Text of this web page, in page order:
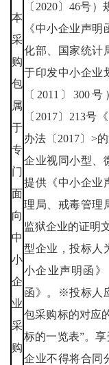
本
采
购
包
属
于
专
门
面
向
中
小
企
业
采
购
〔2020〕46号
《中小企业声
化部、国家统计
于印发中小企业
〔2011〕300
〔2017〕213号
办法〔2017〕>
企业视同小型、
提供《中小企业
理局、戒毒管理
监狱企业的证明
型企业，投标人
小企业声明函
函》。※投标人
包采购标的对应
标的一览表”。
企业不得将合同